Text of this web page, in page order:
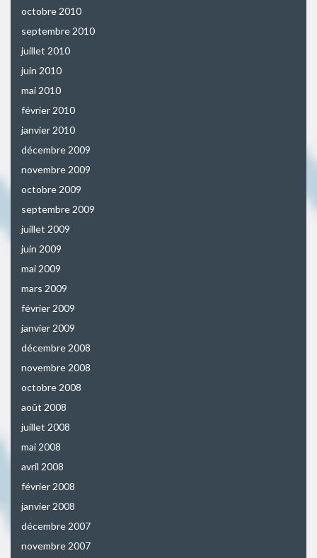
octobre 2010
septembre 2010
juillet 2010
juin 2010
mai 2010
février 2010
janvier 2010
décembre 2009
novembre 2009
octobre 2009
septembre 2009
juillet 2009
juin 2009
mai 2009
mars 2009
février 2009
janvier 2009
décembre 2008
novembre 2008
octobre 2008
août 2008
juillet 2008
mai 2008
avril 2008
février 2008
janvier 2008
décembre 2007
novembre 2007